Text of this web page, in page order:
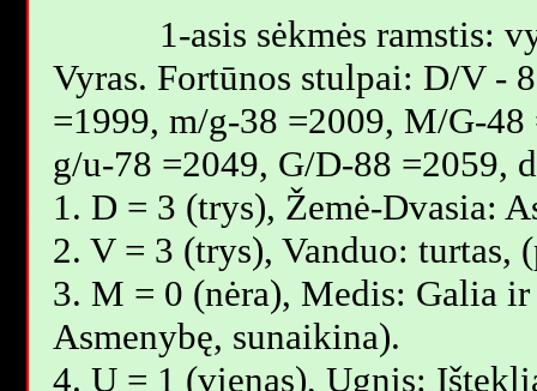
1-asis sėkmės ramstis:
Vyras. Fortūnos stulpai: D/V -
=1999, m/g-38 =2009, M/G-
g/u-78 =2049, G/D-88 =2059,
1. D = 3 (trys), Žemė-Dvasia:
2. V = 3 (trys), Vanduo: turtas,
3. M = 0 (nėra), Medis: Galia
Asmenybę, sunaikina).
4. U = 1 (vienas), Ugnis: